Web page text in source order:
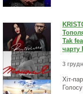
Tak
чарту
3
Хіт-